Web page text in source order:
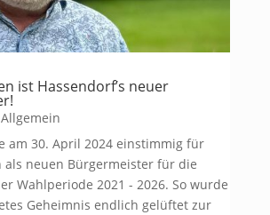
ist Hassendorf’s neuer
Allgemein
am 30. April 2024 einstimmig für
als neuen Bürgermeister für die
Wahlperiode 2021 - 2026. So wurde
Geheimnis endlich gelüftet zur